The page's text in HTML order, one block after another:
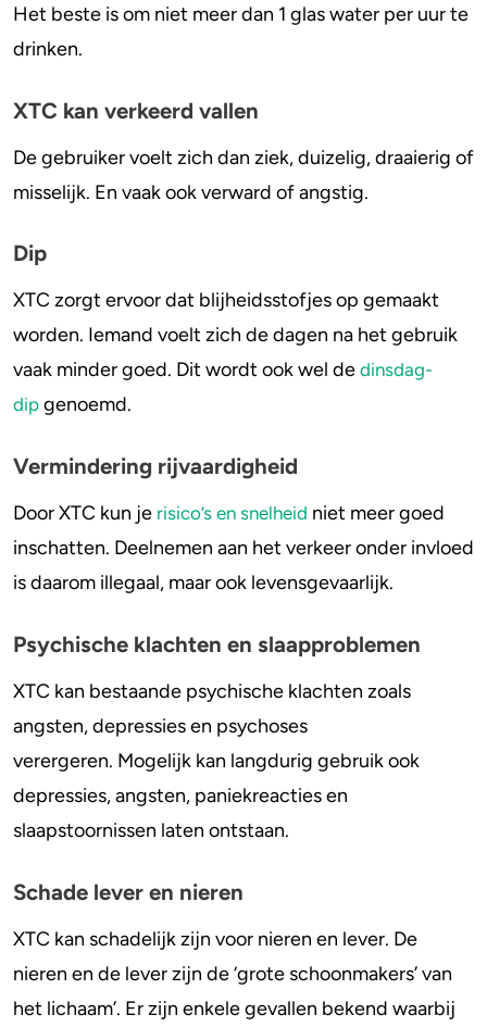
Ongelukken met XTC. Wat gaat er mis?
Het beste is om niet meer dan 1 glas water per uur te
drinken.
XTC kan verkeerd vallen
De gebruiker voelt zich dan ziek, duizelig, draaierig of
misselijk. En vaak ook verward of angstig.
Dip
XTC zorgt ervoor dat blijheidsstofjes op gemaakt
worden. Iemand voelt zich de dagen na het gebruik
vaak minder goed. Dit wordt ook wel de dinsdag-
dip genoemd.
Vermindering rijvaardigheid
Door XTC kun je risico’s en snelheid niet meer goed
inschatten. Deelnemen aan het verkeer onder invloed
is daarom illegaal, maar ook levensgevaarlijk.
Psychische klachten en slaapproblemen
XTC kan bestaande psychische klachten zoals
angsten, depressies en psychoses
verergeren. Mogelijk kan langdurig gebruik ook
depressies, angsten, paniekreacties en
slaapstoornissen laten ontstaan.
Schade lever en nieren
XTC kan schadelijk zijn voor nieren en lever. De
nieren en de lever zijn de ‘grote schoonmakers’ van
het lichaam’. Er zijn enkele gevallen bekend waarbij